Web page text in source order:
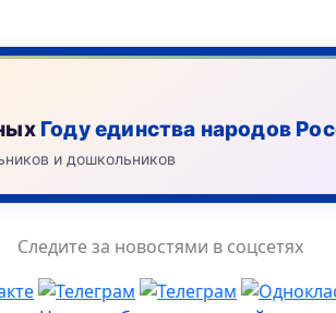
Году единства народов
и дошкольников
Следите за новостями в соцсетях